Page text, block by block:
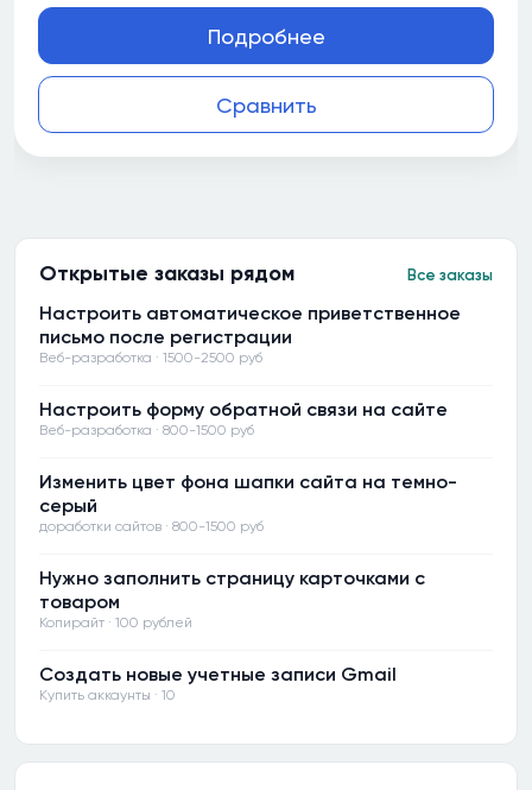
Сравнить
Подробнее
Открытые заказы рядом Все заказы
Настроить автоматическое приветственное
письмо после регистрации
Веб-разработка · 1500-2500 руб
Настроить форму обратной связи на сайте
Веб-разработка · 800-1500 руб
Изменить цвет фона шапки сайта на темно-
серый
доработки сайтов · 800-1500 руб
Нужно заполнить страницу карточками с
товаром
Копирайт · 100 рублей
Создать новые учетные записи Gmail
Купить аккаунты · 10